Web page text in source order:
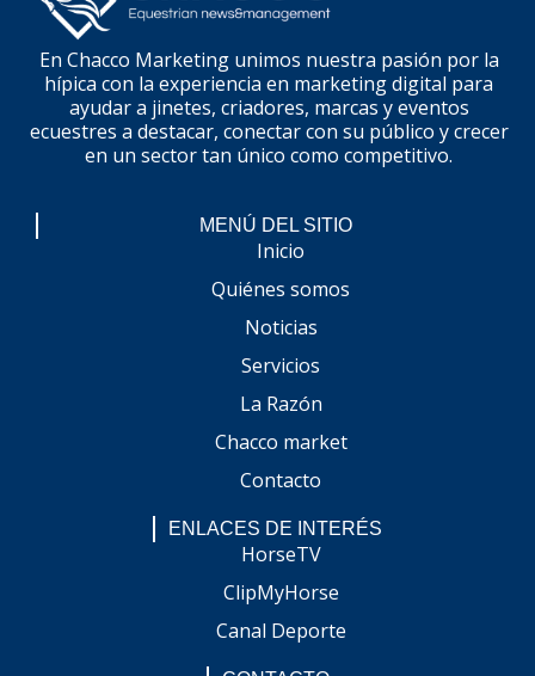
En Chacco Marketing unimos nuestra pasión por la
hípica con la experiencia en marketing digital para
ayudar a jinetes, criadores, marcas y eventos
ecuestres a destacar, conectar con su público y crecer
en un sector tan único como competitivo.
MENÚ DEL SITIO
Inicio
Quiénes somos
Noticias
Servicios
La Razón
Chacco market
Contacto
ENLACES DE INTERÉS
HorseTV
ClipMyHorse
Canal Deporte